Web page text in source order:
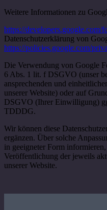
Weitere Informationen zu
https://developers.google.com/
Datenschutzerklärung von
https://policies.google.com/
Die Verwendung von Google
6 Abs. 1 lit. f DSGVO (unser
ansprechenden und
unserer Website) oder auf
DSGVO (Ihrer Einwilligung)
TDDDG.
Wir können diese
ergänzen. Über solche
in geeigneter Form
Veröffentlichung der jeweils
unserer Website.